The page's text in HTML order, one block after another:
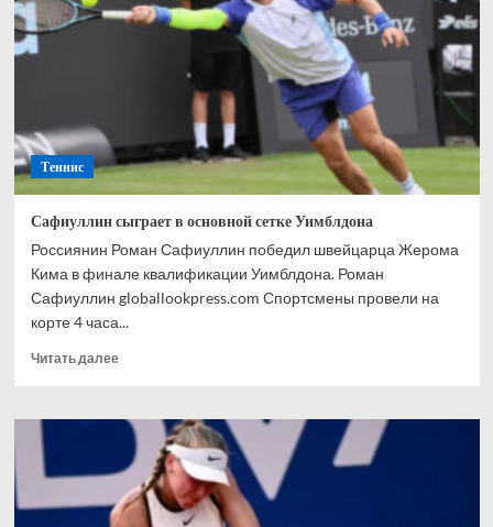
стали
Хомбурге
Теннис
Сафиуллин сыграет в основной сетке Уимблдона
Россиянин Роман Сафиуллин победил швейцарца Жерома
Кима в финале квалификации Уимблдона. Роман
Сафиуллин globallookpress.com Спортсмены провели на
корте 4 часа...
Читать далееПрочитать
Сафиуллин
сыграет
основной
сетке
Уимблдона